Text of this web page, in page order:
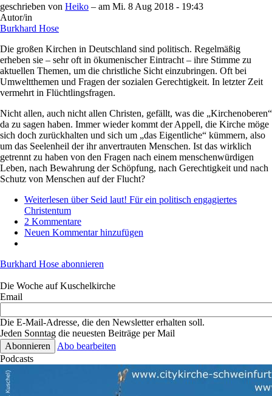
geschrieben von Heiko – am Mi. 8 Aug 2018 - 19:43
Autor/in
Burkhard Hose
Die großen Kirchen in Deutschland sind politisch. Regelmäßig
erheben sie – sehr oft in ökumenischer Eintracht – ihre Stimme zu
aktuellen Themen, um die christliche Sicht einzubringen. Oft bei
Umweltthemen und Fragen der sozialen Gerechtigkeit. In letzter Zeit
vermehrt in Flüchtlingsfragen.
Nicht allen, auch nicht allen Christen, gefällt, was die „Kirchenoberen“
da zu sagen haben. Immer wieder kommt der Appell, die Kirche möge
sich doch zurückhalten und sich um „das Eigentliche“ kümmern, also
um das Seelenheil der ihr anvertrauten Menschen. Ist das wirklich
getrennt zu haben von den Fragen nach einem menschenwürdigen
Leben, nach Bewahrung der Schöpfung, nach Gerechtigkeit und nach
Schutz von Menschen auf der Flucht?
Weiterlesen über Seid laut! Für ein politisch engagiertes
Christentum
2 Kommentare
Neuen Kommentar hinzufügen
Burkhard Hose abonnieren
Die Woche auf Kuschelkirche
Email
Die E-Mail-Adresse, die den Newsletter erhalten soll.
Jeden Sonntag die neuesten Beiträge per Mail
Abo bearbeiten
Podcasts